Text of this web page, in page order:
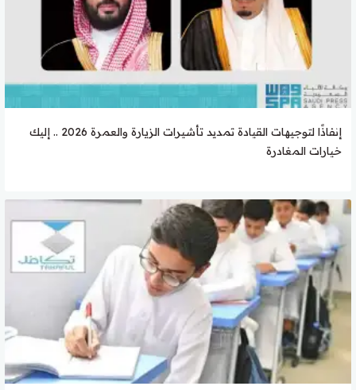
إنفاذًا لتوجيهات القيادة تمديد تأشيرات الزيارة والعمرة 2026 .. إليك
خيارات المغادرة